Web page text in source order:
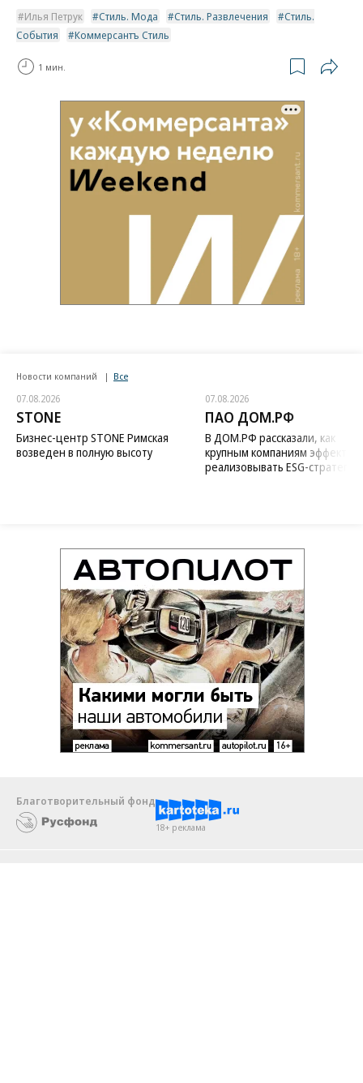
Илья Петрук Стиль. Мода Стиль. Развлечения
Стиль.
События
Коммерсантъ Стиль
1 мин.
Новости компаний Все
07.08.2026
STONE
Бизнес-центр STONE Римская
возведен в полную высоту
07.08.2026
ПАО ДОМ.РФ
В ДОМ.РФ рассказали, как
крупным компаниям
реализовывать ESG-стратегию
Благотворительный фонд
18+ реклама